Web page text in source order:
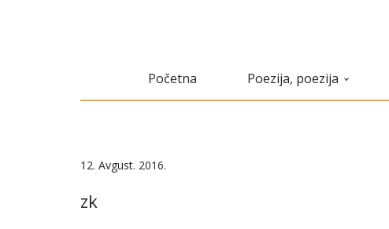
Početna Poezija, poezija
12. Avgust. 2016.
zk